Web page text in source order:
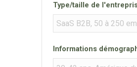
Type/taille de
Informations